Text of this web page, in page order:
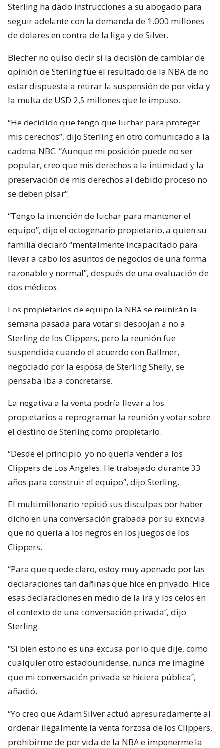
Sterling ha dado instrucciones a su abogado para
seguir adelante con la demanda de 1.000 millones
de dólares en contra de la liga y de Silver.
Blecher no quiso decir si la decisión de cambiar de
opinión de Sterling fue el resultado de la NBA de no
estar dispuesta a retirar la suspensión de por vida y
la multa de USD 2,5 millones que le impuso.
“He decidido que tengo que luchar para proteger
mis derechos”, dijo Sterling en otro comunicado a la
cadena NBC. “Aunque mi posición puede no ser
popular, creo que mis derechos a la intimidad y la
preservación de mis derechos al debido proceso no
se deben pisar”.
“Tengo la intención de luchar para mantener el
equipo”, dijo el octogenario propietario, a quien su
familia declaró “mentalmente incapacitado para
llevar a cabo los asuntos de negocios de una forma
razonable y normal”, después de una evaluación de
dos médicos.
Los propietarios de equipo la NBA se reunirán la
semana pasada para votar si despojan a no a
Sterling de los Clippers, pero la reunión fue
suspendida cuando el acuerdo con Ballmer,
negociado por la esposa de Sterling Shelly, se
pensaba iba a concretarse.
La negativa a la venta podría llevar a los
propietarios a reprogramar la reunión y votar sobre
el destino de Sterling como propietario.
“Desde el principio, yo no quería vender a los
Clippers de Los Angeles. He trabajado durante 33
años para construir el equipo”, dijo Sterling.
El multimillonario repitió sus disculpas por haber
dicho en una conversación grabada por su exnovia
que no quería a los negros en los juegos de los
Clippers.
“Para que quede claro, estoy muy apenado por las
declaraciones tan dañinas que hice en privado. Hice
esas declaraciones en medio de la ira y los celos en
el contexto de una conversación privada”, dijo
Sterling.
“Si bien esto no es una excusa por lo que dije, como
cualquier otro estadounidense, nunca me imaginé
que mi conversación privada se hiciera pública”,
añadió.
“Yo creo que Adam Silver actuó apresuradamente al
ordenar ilegalmente la venta forzosa de los Clippers,
prohibirme de por vida de la NBA e imponerme la